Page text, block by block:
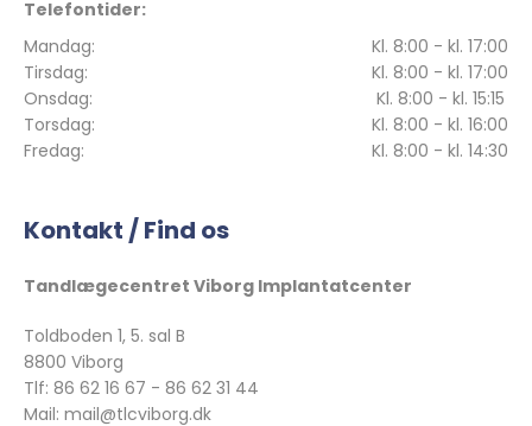
Telefontider:
Mandag:
Tirsdag:
Onsdag:
Torsdag:
Fredag:
Kl. 8:00 - kl. 17:00
Kl. 8:00 - kl. 17:00
Kl. 8:00 - kl. 15:15
Kl. 8:00 - kl. 16:00
Kl. 8:00 - kl. 14:30
Kontakt / Find os
Tandlægecentret Viborg Implantatcenter
Toldboden 1, 5. sal B
8800 Viborg
Tlf: 86 62 16 67 - 86 62 31 44
Mail: mail@tlcviborg.dk